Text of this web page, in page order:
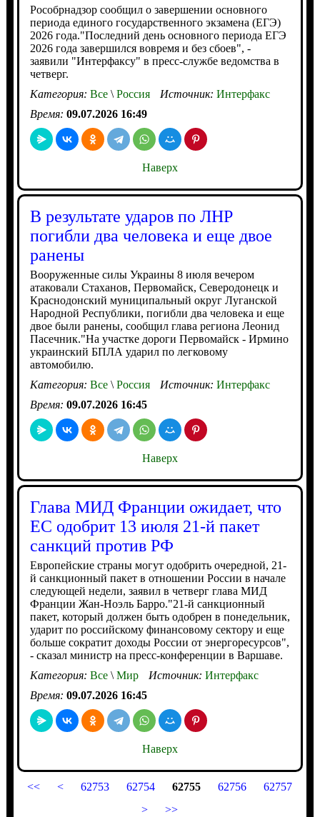
Рособрнадзор сообщил о завершении основного
периода единого государственного экзамена (ЕГЭ)
2026 года."Последний день основного периода ЕГЭ
2026 года завершился вовремя и без сбоев", -
заявили "Интерфаксу" в пресс-службе ведомства в
четверг.
Категория: Все\Россия Источник: Интерфакс
Время: 09.07.2026 16:49
Наверх
В результате ударов по ЛНР
погибли два человека и еще двое
ранены
Вооруженные силы Украины 8 июля вечером
атаковали Стаханов, Первомайск, Северодонецк и
Краснодонский муниципальный округ Луганской
Народной Республики, погибли два человека и еще
двое были ранены, сообщил глава региона Леонид
Пасечник."На участке дороги Первомайск - Ирмино
украинский БПЛА ударил по легковому
автомобилю.
Категория: Все\Россия Источник: Интерфакс
Время: 09.07.2026 16:45
Наверх
Глава МИД Франции ожидает, что
ЕС одобрит 13 июля 21-й пакет
санкций против РФ
Европейские страны могут одобрить очередной, 21-
й санкционный пакет в отношении России в начале
следующей недели, заявил в четверг глава МИД
Франции Жан-Ноэль Барро."21-й санкционный
пакет, который должен быть одобрен в понедельник,
ударит по российскому финансовому сектору и еще
больше сократит доходы России от энергоресурсов",
- сказал министр на пресс-конференции в Варшаве.
Категория: Все\Мир Источник: Интерфакс
Время: 09.07.2026 16:45
Наверх
<< < 62753 62754 62755 62756
62757
>
>>